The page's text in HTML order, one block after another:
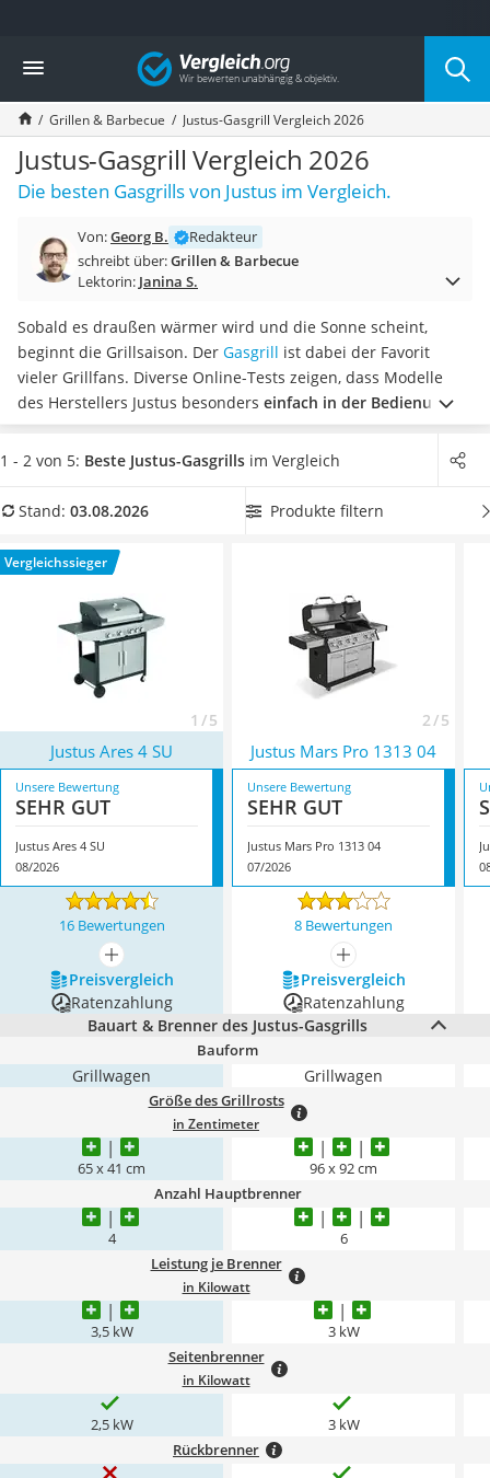
Die beliebtesten Vergleiche nach Kategorie
Baumarkt
Tresor feuerfest
Makita-Akku-Rasenmäher
Kappsäge
Smartes Türschloss
Akku-Rasentrimmer
Feuchtigkeitsmessgerät
Split-Klimaanlage 2 Innengeräte
Pelletofen
Tiefbrunnenpumpe
Fliesenschneider
Hochdruckreiniger
Doppelschleifer
Überwachungskamera
Benzinrasenmäher mit Elektrostart
Löschdecke
Winterharte Palmen
Gasdurchlauferhitzer
Vergleich
Grillen & Barbecue Justus-Gasgrill Vergleich 2026
Justus-Gasgrill Vergleich 2026
Die besten Gasgrills von Justus im Vergleich.
Von:Georg B.
Redakteur
schreibt über:Grillen & Barbecue
Lektorin: Janina S.
Sobald es draußen wärmer wird und die Sonne scheint,
beginnt die Grillsaison. Der Gasgrill ist dabei der Favorit
vieler Grillfans. Diverse Online-Tests zeigen, dass Modelle
des Herstellers Justus besonders einfach in der Bedienung
sindund sich nach dem Grillen ebenso einfach reinigen
lassen. Wählen Sie jetzt aus unserer Vergleichstabelle
einen
Sommer für das perfekte Grillerlebnis zu sorgen. Überzeugt
Ares 4 SU* mit seinen Eigenschaften.
1 - 2 von 5: Beste Justus-Gasgrills im Vergleich
Stand: 03.08.2026 Produkte filtern
Vergleichssieger
1 / 5 2 / 5
Justus Ares 4 SU Justus Mars Pro 1313 04
Unsere Bewertung
SEHR GUT
Justus Ares 4 SU
08/2026
Unsere Bewertung
SEHR GUT
Justus Mars Pro 1313 04
07/2026
16 Bewertungen 8 Bewertungen
mehr anzeigen
mehr anzeigen
Preis­vergleich
Preis­vergleich
Ratenzahlung
Ratenzahlung
Bauart & Brenner des Justus-Gasgrills
Bauform
Grillwagen Grillwagen
Größe des Grillrosts
in Zentimeter
65 x 41 cm 96 x 92 cm
Anzahl Hauptbrenner
4 6
Leistung je Brenner
in Kilowatt
3,5 kW 3 kW
Seitenbrenner
in Kilowatt
2,5 kW 3 kW
Rückbrenner